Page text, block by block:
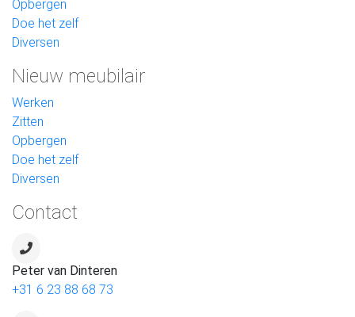
Opbergen
Doe het zelf
Diversen
Nieuw meubilair
Werken
Zitten
Opbergen
Doe het zelf
Diversen
Contact
Peter van Dinteren
+31 6 23 88 68 73